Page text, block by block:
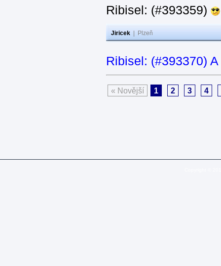
Ribisel: (#393359)
Jiricek Plzeň
Ribisel: (#393370)
« Novější 1 2 3 4